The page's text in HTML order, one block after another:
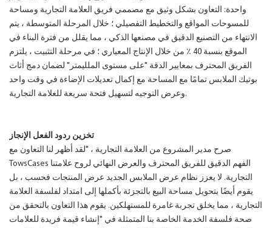
واحدة: التعاون بشكل وثيق مع مصممي فريق العلامة التجارية ومساحة
للمسوحات المواقع والتخطيط التفصيلي ؛ خلال المرحلة المتوسطة ، يتم
الانتهاء من التصنيع الدقيق في مصنعها الذكي ، مما يقلل من فترة البناء في
الموقع بنسبة 40 ٪ من خلال الإنتاج المعياري ؛ في مرحلة التثبيت ، يلتزم
الفريق المحترف بمعايير الدقة "على مستوى الملليمتر" لضمان دمج أثاث
بوتيك الملابس تمامًا مع المساحة مع إكمال تعديلات الإضاءة في وقت واحد
وعرض التوجيه لتسهيل فتحة سريعة للعلامة التجارية.
تخزين ردود الفعل الإنجاز
صرح مدير المشروع من العلامة التجارية ، "لقد أظهر لنا التعاون مع
TowsCases الفهم الدقيق للفريق المحترف والعرض النهائي لروح علامتنا
التجارية. لا يعزز نظام عرض الملابس الجديد عرض المنتجات فحسب ، بل
يقوم أيضًا بتحويل مساحة البيع بالتجزئة بأكملها إلى امتداد لفلسفة العلامة
التجارية ، مما يخلق تجربة غامرة للمستهلكين. يقوم هذا التعاون بالتحقق من
صحة فلسفة الخدمة الخاصة بنا المتمثلة في "إنشاء قيمة فريدة للعلامات